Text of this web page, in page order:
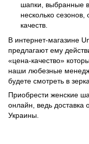
шапки, выбранные
несколько
качеств.
В интернет-магазине
предлагают ему
«цена-качество»
наши любезные
будете смотреть в
Приобрести женские
онлайн, ведь доставка
Украины.